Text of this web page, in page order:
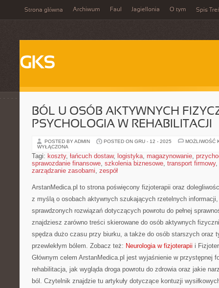
Strona główna Archiwum Faul Jagiellonia O tym Spis
GKS
BÓL U OSÓB AKTYWNYCH
PSYCHOLOGIA W REHABILITACJI
POSTED BY ADMIN POSTED ON GRU - 12 - 2025
MOŻLIWOŚĆ
WYŁĄCZONA
Tagi: koszty, łańcuch dostaw, logistyka, magazynowanie,
sprawozdanie finansowe, szkolenia biznesowe, transport firmowy,
zarządzanie zasobami, zespół
ArstanMedica.pl to strona poświęcony fizjoterapii oraz
z myślą o osobach aktywnych szukających rzetelnych
sprawdzonych rozwiązań dotyczących powrotu do pełnej
znajdziesz zarówno treści skierowane do osób aktywnych
spędza dużo czasu przy biurku, a także do osób starszych oraz
przewlekłym bólem. Zobacz też: Neurologia w fizjoterapii i
Głównym celem ArstanMedica.pl jest wyjaśnienie w przystępnej
rehabilitacja, jak wygląda droga powrotu do zdrowia oraz jakie
ból. Czytelnik znajdzie tu artykuły dotyczące kontuzji